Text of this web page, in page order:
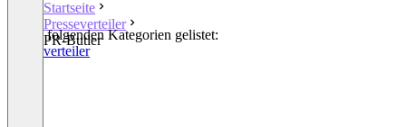
Startseite
Presseverteiler
PR-Butler
In den folgenden Kategorien gelistet:
Presseverteiler